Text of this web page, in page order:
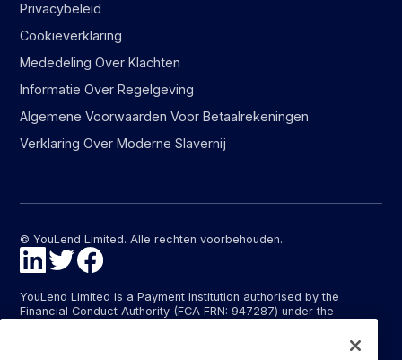
Privacybeleid
Cookieverklaring
Mededeling Over Klachten
Informatie Over Regelgeving
Algemene Voorwaarden Voor Betaalrekeningen
Verklaring Over Moderne Slavernij
© YouLend Limited. Alle rechten voorbehouden.
YouLend Limited is a Payment Institution authorised by the
Financial Conduct Authority (FCA FRN: 947287) under the